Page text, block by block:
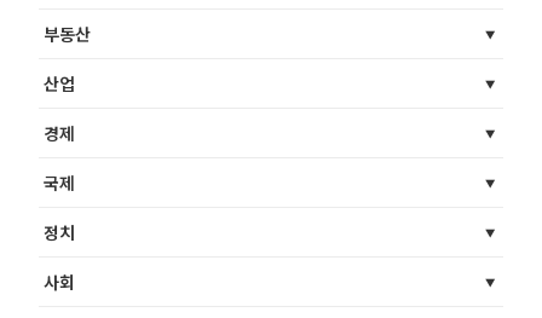
부동산
산업
경제
국제
정치
사회